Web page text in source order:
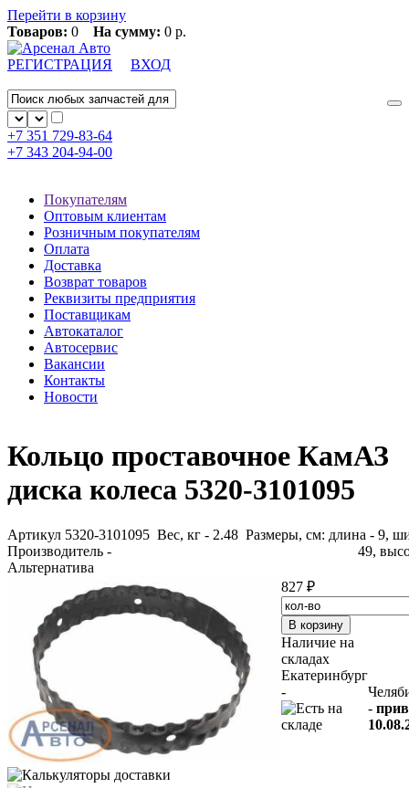
Перейти в корзину
Товаров: 0 На сумму: 0 р.
РЕГИСТРАЦИЯ ВХОД
+7 351 729-83-64
+7 343 204-94-00
Покупателям
Оптовым клиентам
Розничным покупателям
Оплата
Доставка
Возврат товаров
Реквизиты предприятия
Поставщикам
Автокаталог
Автосервис
Вакансии
Контакты
Новости
Кольцо проставочное КамАЗ
диска колеса 5320-3101095
Артикул 5320-3101095
Производитель -
Альтернатива
Вес, кг - 2.48 Размеры, см: длина - 9,
49,
827 ₽
Наличие на
складах
Екатеринбург
-
-